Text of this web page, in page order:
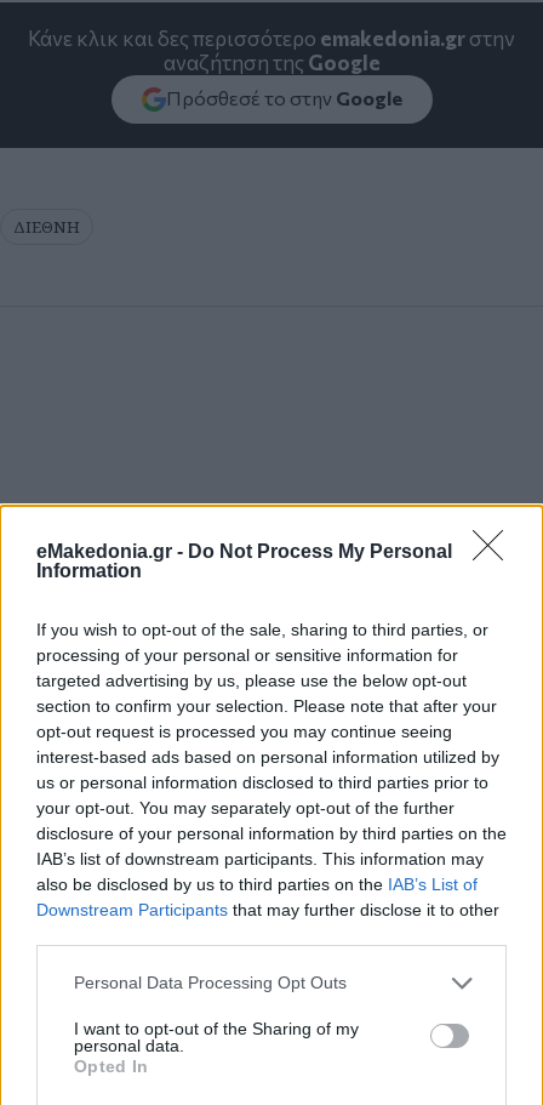
eMakedonia.gr - Do Not Process My Personal
Information
If you wish to opt-out of the sale, sharing to third parties, or
processing of your personal or sensitive information for
targeted advertising by us, please use the below opt-out
section to confirm your selection. Please note that after your
opt-out request is processed you may continue seeing
interest-based ads based on personal information utilized by
us or personal information disclosed to third parties prior to
your opt-out. You may separately opt-out of the further
disclosure of your personal information by third parties on the
IAB’s list of downstream participants. This information may
also be disclosed by us to third parties on the IAB’s List of
Downstream Participants that may further disclose it to other
Please note that this website/app uses one or more Google
not limited to your visit or usage behaviour. You may click to
grant or deny consent to Google and its third-party tags to
use your data for below specified purposes in below Google
Personal Data Processing Opt Outs
I want to opt-out of the Sharing of my
personal data.
Opted In
Κάνε κλικ και δες περισσότερο emakedonia.grστην
αναζήτηση της Google
Πρόσθεσέ το στην Google
ΔΙΕΘΝΗ